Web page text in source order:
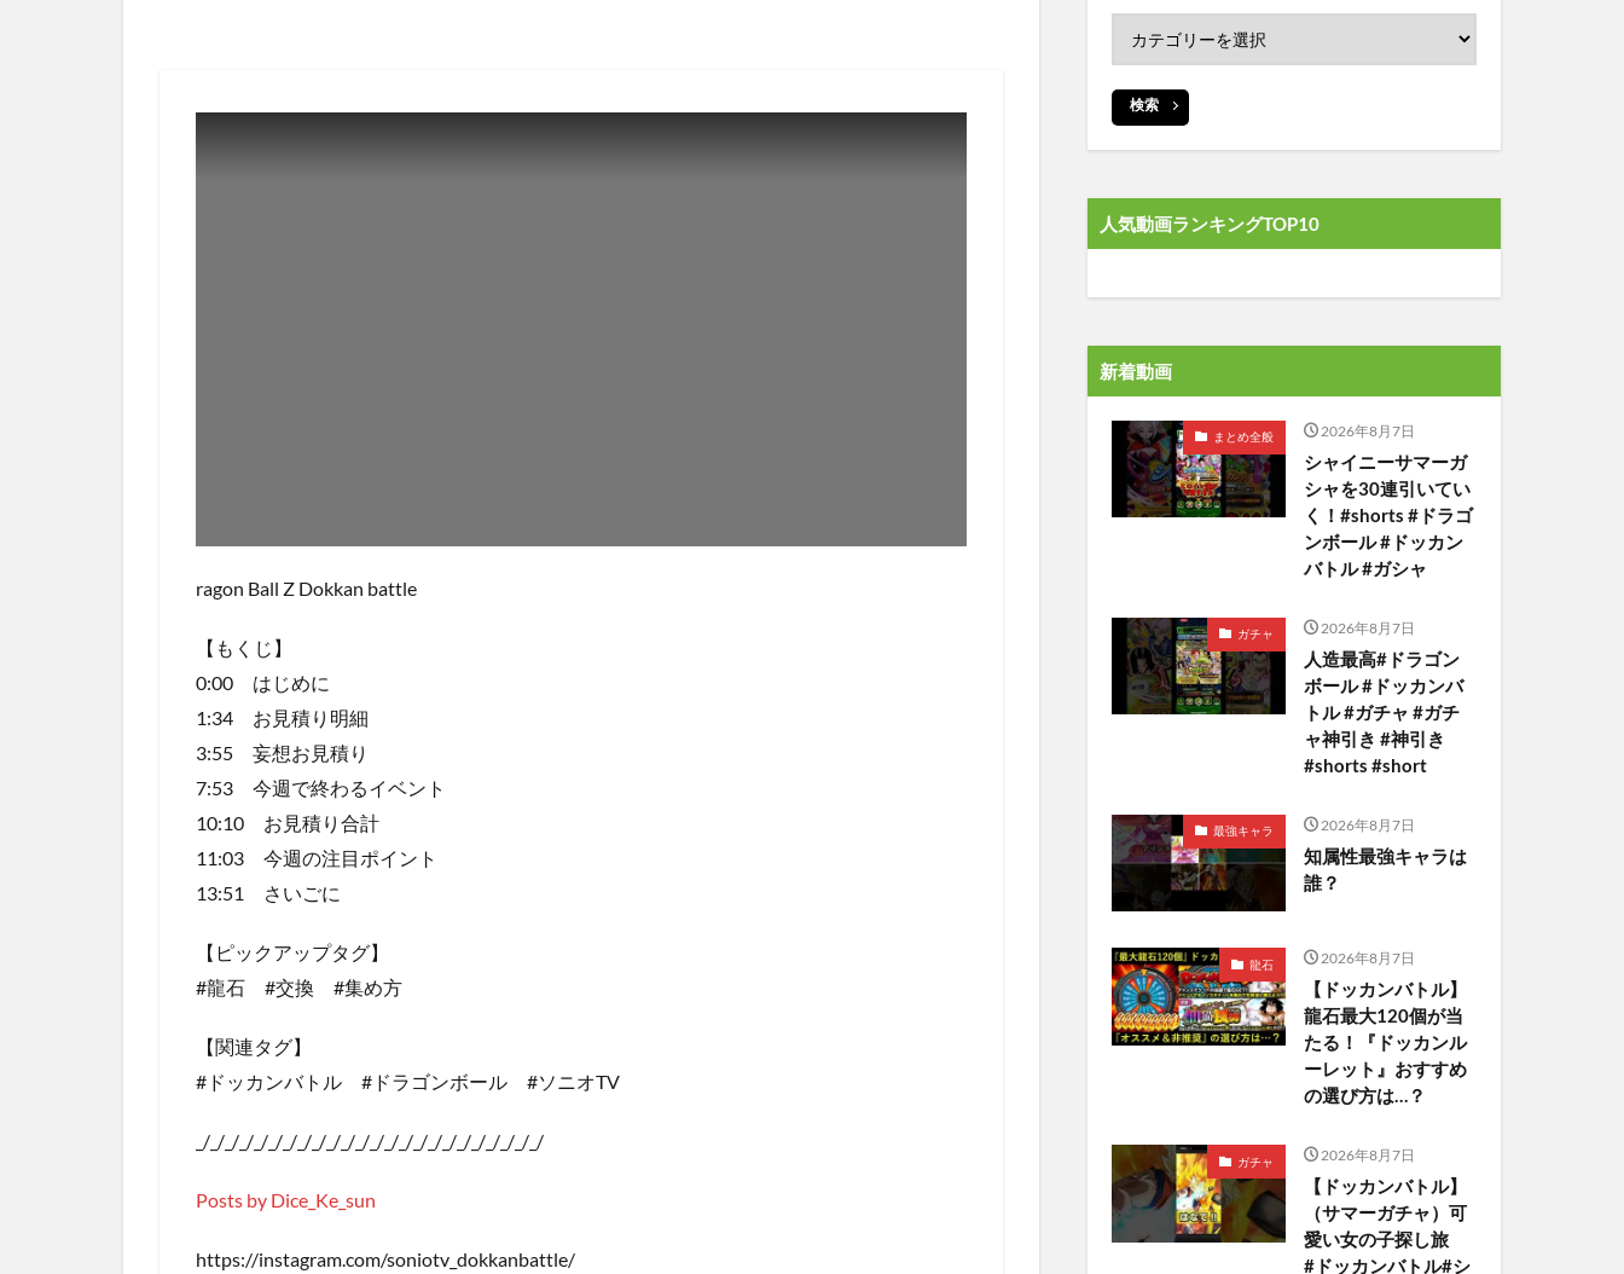
ragon Ball Z Dokkan battle
【もくじ】
0:00 はじめに
1:34 お見積り明細
3:55 妄想お見積り
7:53 今週で終わるイベント
10:10 お見積り合計
11:03 今週の注目ポイント
13:51 さいごに
【ピックアップタグ】
#龍石 #交換 #集め方
【関連タグ】
#ドッカンバトル #ドラゴンボール #ソニオTV
_/_/_/_/_/_/_/_/_/_/_/_/_/_/_/_/_/_/_/_/_/_/_/_/
Posts by Dice_Ke_sun
https://instagram.com/soniotv_dokkanbattle/
検索
人気動画ランキングTOP10
新着動画
まとめ全般 2026年8月7日
シャイニーサマーガ
シャを30連引いてい
く！#shorts #ドラゴ
ンボール #ドッカン
バトル #ガシャ
ガチャ 2026年8月7日
人造最高#ドラゴン
ボール #ドッカンバ
トル #ガチャ #ガチ
ャ神引き #神引き
#shorts #short
最強キャラ 2026年8月7日
知属性最強キャラは
誰？
龍石 2026年8月7日
【ドッカンバトル】
龍石最大120個が当
たる！『ドッカンル
ーレット』おすすめ
の選び方は…？
ガチャ 2026年8月7日
【ドッカンバトル】
（サマーガチャ）可
愛い女の子探し旅
#ドッカンバトル#シ